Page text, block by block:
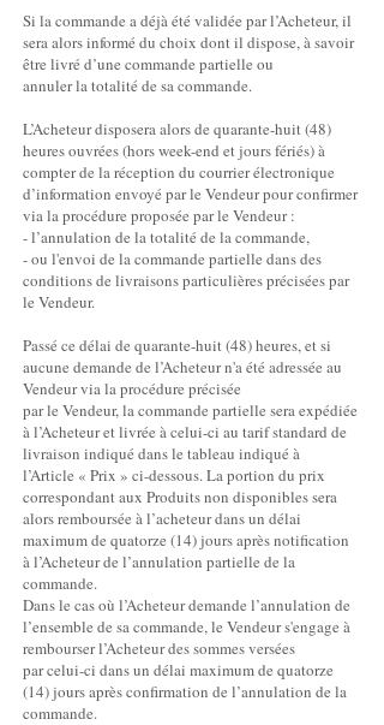
Si la commande a déjà été validée par l’Acheteur, il
sera alors informé du choix dont il dispose, à savoir
être livré d’une commande partielle ou
annuler la totalité de sa commande.
L’Acheteur disposera alors de quarante-huit (48)
heures ouvrées (hors week-end et jours fériés) à
compter de la réception du courrier électronique
d’information envoyé par le Vendeur pour confirmer
via la procédure proposée par le Vendeur :
- l’annulation de la totalité de la commande,
- ou l'envoi de la commande partielle dans des
conditions de livraisons particulières précisées par
le Vendeur.
Passé ce délai de quarante-huit (48) heures, et si
aucune demande de l’Acheteur n'a été adressée au
Vendeur via la procédure précisée
par le Vendeur, la commande partielle sera expédiée
à l’Acheteur et livrée à celui-ci au tarif standard de
livraison indiqué dans le tableau indiqué à
l’Article « Prix » ci-dessous. La portion du prix
correspondant aux Produits non disponibles sera
alors remboursée à l’acheteur dans un délai
maximum de quatorze (14) jours après notification
à l’Acheteur de l’annulation partielle de la
commande.
Dans le cas où l’Acheteur demande l’annulation de
l’ensemble de sa commande, le Vendeur s'engage à
rembourser l’Acheteur des sommes versées
par celui-ci dans un délai maximum de quatorze
(14) jours après confirmation de l’annulation de la
commande.